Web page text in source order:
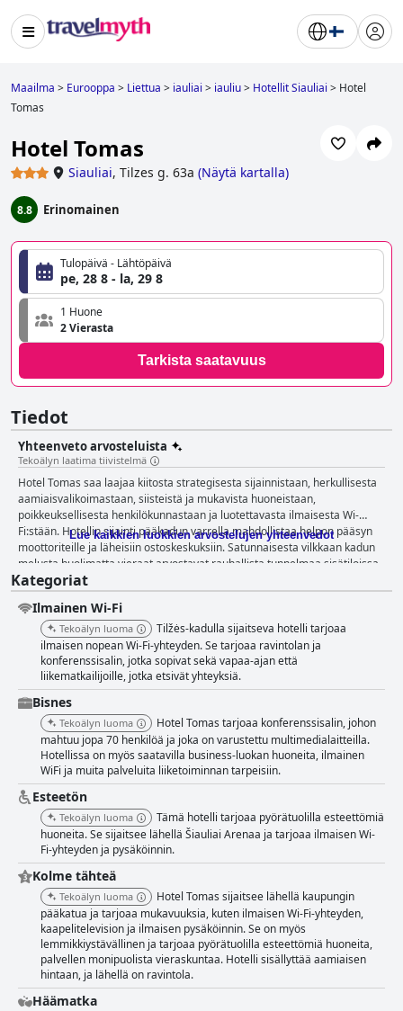
Maailma > Eurooppa > Liettua > iauliai > iauliu> Hotellit Siauliai > Hotel
Tomas
Hotel Tomas
Siauliai, Tilzes g. 63a (Näytä kartalla)
8.8 Erinomainen
Tulopäivä - Lähtöpäivä
pe, 28 8 - la, 29 8
1 Huone
2 Vierasta
Tarkista saatavuus
Tiedot
Yhteenveto arvosteluista
Tekoälyn laatima tiivistelmä
Hotel Tomas saa laajaa kiitosta strategisesta sijainnistaan, herkullisesta
aamiaisvalikoimastaan, siisteistä ja mukavista huoneistaan,
poikkeuksellisesta henkilökunnastaan ja luotettavasta ilmaisesta Wi-
Fi:stään. Hotellin sijainti pääkadun varrella mahdollistaa helpon pääsyn
moottoriteille ja läheisiin ostoskeskuksiin. Satunnaisesta vilkkaan kadun
melusta huolimatta vieraat arvostavat rauhallista tunnelmaa sisätiloissa
ja ilmaisen pysäköinnin mukavuutta. Hotellin läheisyys Šiauliai Areenalle
ja kaupungin keskustaan lisää sen vetovoimaa niille, jotka osallistuvat
tapahtumiin tai tutustuvat kaupunkiin. Aamiainen Hotel Tomasissa on
jatkuvasti esillä erinomaisena ominaisuutena. Vieraat ylistävät
monipuolisia ja laadukkaita tarjottavia, joissa on tuoreita ja hyvin
valmistettuja vaihtoehtoja, kuten munakokkelia, croissantteja ja
pannukakkuja. Aamiaispalvelu tunnetaan joustavuudestaan ja viihtyisästä
ilmapiiristään, mikä tekee siitä miellyttävän alun päivälle. Hotel Tomasin
huoneita kuvataan usein siisteiksi, viihtyisiksi ja mukaviksi. Vieraat
arvostavat tilavuutta, moderneja mukavuuksia ja toimivia kylpyhuoneita.
Vaikka joissakin huoneissa on näkyvissä käytön jälkiä ja tietyt kalusteet
ovat vanhanaikaisia, yleinen mielipide on positiivinen ja monet vieraat
kokevat majoituksen ylittävän odotuksensa. Siisteys on vahva puoli, johon
on kiinnitetty huolellista huomiota yksityiskohtiin ja ympäristö on
jatkuvasti moitteeton. Hotel Tomasin henkilökuntaa kehutaan
ystävällisyydestä, avuliaisuudesta ja huomaavaisuudesta. Erityisesti
vastaanottovirkailijat saavat kiitosta miellyttävästä ja informatiivisesta
vuorovaikutuksestaan, mikä takaa sujuvan sisäänkirjautumisen.
Laadukas palvelu ja siisteys parantavat entisestään vieraiden kokemusta,
mikä edistää hotellin positiivista mainetta. Ilmainen Wi-Fi Hotel
Tomasissa on yleensä luotettava ja kätevä, vaikka jotkut vieraat
huomauttavatkin ajoittaisista heikoista signaaleista. Siitä huolimatta
suurin osa arvosteluista viittaa vakaaseen ja tyydyttävään
internetyhteyteen. Sängyt kuvataan enimmäkseen mukaviksi, ja monet
vieraat nauttivat levollisista yöunista, mikä johtuu viihtyisistä
vuodevaatteista ja mukavista patjoista. Vaikka muutama vieras on
ilmoittanut ongelmista sängyn mukavuuden kanssa, yleinen palaute on
Lue kaikkien luokkien arvostelujen yhteenvedot
Kategoriat
Ilmainen Wi-Fi
Tekoälyn luoma
Tilžės-kadulla sijaitseva hotelli tarjoaa
ilmaisen nopean Wi-Fi-yhteyden. Se tarjoaa ravintolan ja
konferenssisalin, jotka sopivat sekä vapaa-ajan että
liikematkailijoille, jotka etsivät yhteyksiä.
Bisnes
Tekoälyn luoma
Hotel Tomas tarjoaa konferenssisalin, johon
mahtuu jopa 70 henkilöä ja joka on varustettu multimedialaitteilla.
Hotellissa on myös saatavilla business-luokan huoneita, ilmainen
WiFi ja muita palveluita liiketoiminnan tarpeisiin.
Esteetön
Tekoälyn luoma
Tämä hotelli tarjoaa pyörätuolilla esteettömiä
huoneita. Se sijaitsee lähellä Šiauliai Arenaa ja tarjoaa ilmaisen Wi-
Fi-yhteyden ja pysäköinnin.
Kolme tähteä
Tekoälyn luoma
Hotel Tomas sijaitsee lähellä kaupungin
pääkatua ja tarjoaa mukavuuksia, kuten ilmaisen Wi-Fi-yhteyden,
kaapelitelevision ja ilmaisen pysäköinnin. Se on myös
lemmikkiystävällinen ja tarjoaa pyörätuolilla esteettömiä huoneita,
palvellen monipuolista vieraskuntaa. Hotelli sisällyttää aamiaisen
hintaan, ja lähellä on ravintola.
Häämatka